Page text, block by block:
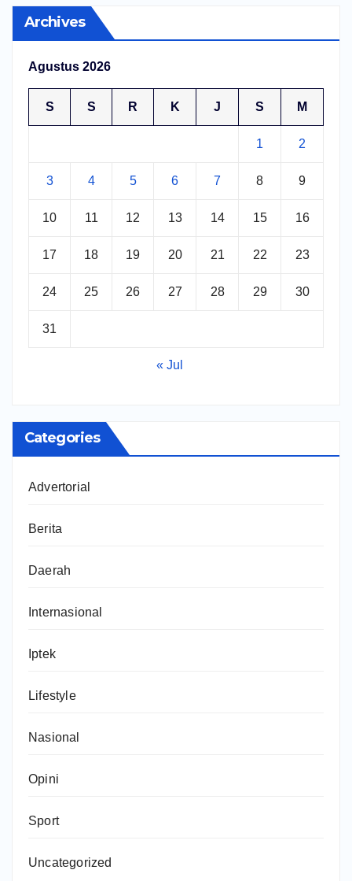
Archives
Agustus 2026
S S R K J S M
1 2
3 4 5 6 7 8 9
10 11 12 13 14 15 16
17 18 19 20 21 22 23
24 25 26 27 28 29 30
31
« Jul
Categories
Advertorial
Berita
Daerah
Internasional
Iptek
Lifestyle
Nasional
Opini
Sport
Uncategorized